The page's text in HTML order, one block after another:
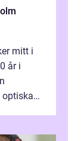
mitt i
år i
optiska